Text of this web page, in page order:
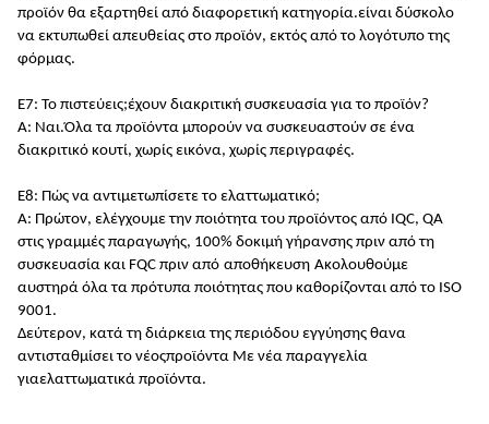
προϊόν θα εξαρτηθεί από διαφορετική κατηγορία.είναι δύσκολο
να εκτυπωθεί απευθείας στο προϊόν, εκτός από το λογότυπο της
φόρμας.
Ε7: Το πιστεύεις;έχουν διακριτική συσκευασία για το προϊόν?
Α: Ναι.Όλα τα προϊόντα μπορούν να συσκευαστούν σε ένα
διακριτικό κουτί, χωρίς εικόνα, χωρίς περιγραφές.
Ε8: Πώς να αντιμετωπίσετε το ελαττωματικό;
Α: Πρώτον, ελέγχουμε την ποιότητα του προϊόντος από IQC, QA
στις γραμμές παραγωγής, 100% δοκιμή γήρανσης πριν από τη
συσκευασία και FQC πριν από αποθήκευση Ακολουθούμε
αυστηρά όλα τα πρότυπα ποιότητας που καθορίζονται από το ISO
9001.
Δεύτερον, κατά τη διάρκεια της περιόδου εγγύησης θανα
αντισταθμίσει το νέοςπροϊόντα Με νέα παραγγελία
γιαελαττωματικά προϊόντα.